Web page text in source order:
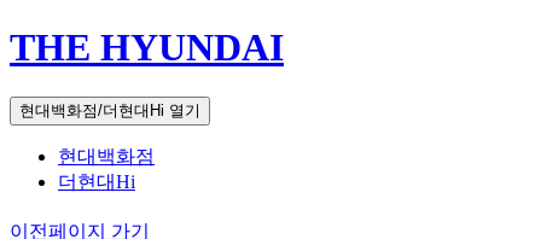
THE HYUNDAI
현대백화점/더현대Hi 열기
현대백화점
더현대Hi
이전페이지 가기